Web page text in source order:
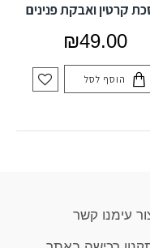
קרטין ואבקת פנינים
₪49.00
הוסף לסל
עימנו קשר